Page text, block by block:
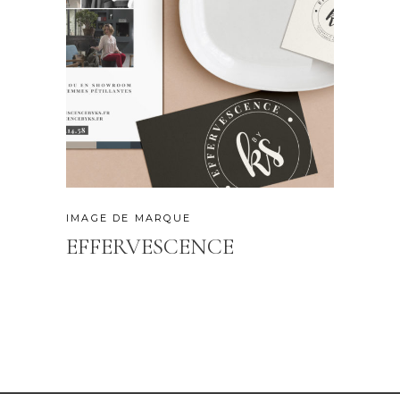
IMAGE DE MARQUE
EFFERVESCENCE